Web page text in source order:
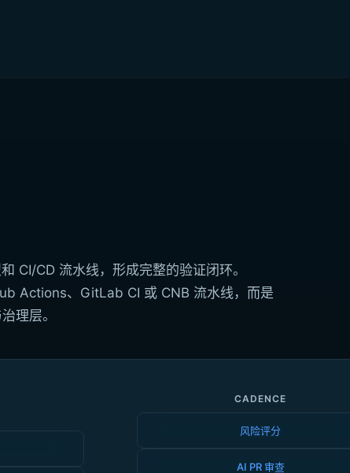
CI/CD 流水线，形成完整的验证闭环。
Actions、GitLab CI 或 CNB 流水线，而是
理层。
CADENCE
风险评分
AI PR 审查